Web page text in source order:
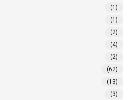
(1)
(1)
(2)
(4)
(2)
(62)
(13)
(3)